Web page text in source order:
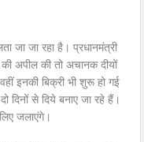
जा जा रहा है। प्रधानमंत्री
अपील की तो अचानक दीयों
इनकी बिक्री भी शुरू हो गई
से दिये बनाए जा रहे हैं।
जलाएंगे।